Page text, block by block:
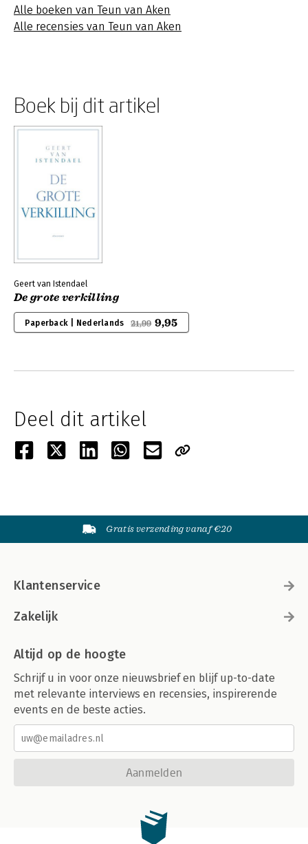
Alle boeken van Teun van Aken
Alle recensies van Teun van Aken
Boek bij dit artikel
Geert van Istendael
De grote verkilling
Paperback | Nederlands 21,99 9,95
Deel dit artikel
Gratis verzending vanaf €20
Klantenservice
Zakelijk
Altijd op de hoogte
Schrijf u in voor onze nieuwsbrief en blijf up-to-date
met relevante interviews en recensies, inspirerende
events en de beste acties.
Aanmelden